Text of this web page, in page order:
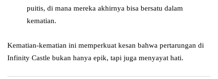
puitis, di mana mereka akhirnya bisa bersatu dalam
kematian.
Kematian-kematian ini memperkuat kesan bahwa pertarungan di
Infinity Castle bukan hanya epik, tapi juga menyayat hati.